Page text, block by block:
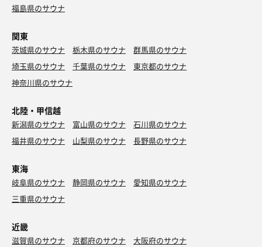
ラムネ
夏のサウナあと、喉の渇きを潤すのに最高のラムネ🫧
福島県のサウナ
関東
茨城県のサウナ 栃木県のサウナ
群馬県のサウナ
埼玉県のサウナ
千葉県のサウナ
東京都のサウナ
神奈川県のサウナ
北陸・甲信越
新潟県のサウナ 富山県のサウナ
石川県のサウナ
福井県のサウナ
山梨県のサウナ 長野県のサウナ
東海
岐阜県のサウナ 静岡県のサウナ
愛知県のサウナ
三重県のサウナ
近畿
滋賀県のサウナ 京都府のサウナ
大阪府のサウナ